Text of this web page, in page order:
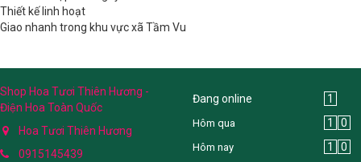
Thiết kế linh hoạt
Giao nhanh trong khu vực xã Tầm Vu
Shop Hoa Tươi Thiên Hương -
Điện Hoa Toàn Quốc
Hoa Tươi Thiên Hương
0915145439
Đang online 1
Hôm qua 1 0
Hôm nay 1 0